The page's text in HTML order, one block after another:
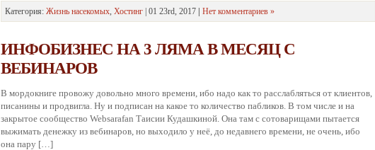
Категория: Жизнь насекомых, Хостинг | 01 23rd, 2017 Нет комментариев »
ИНФОБИЗНЕС НА 3 ЛЯМА В МЕСЯЦ С
ВЕБИНАРОВ
В мордокниге провожу довольно много времени, ибо надо как то расслабляться от клиентов,
писанины и продвигла. Ну и подписан на какое то количество пабликов. В том числе и на
закрытое сообщество Websarafan Таисии Кудашкиной. Она там с сотоварищами пытается
выжимать денежку из вебинаров, но выходило у неё, до недавнего времени, не очень, ибо
она пару […]